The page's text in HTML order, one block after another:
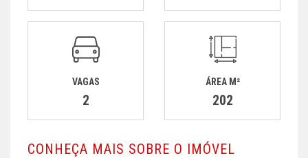
VAGAS
2
ÁREA M²
202
CONHEÇA MAIS SOBRE O IMÓVEL